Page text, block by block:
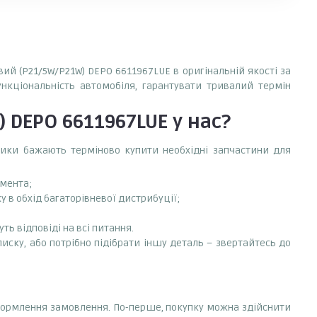
5W/P21W) DEPO 6611967LUE в оригінальній якості за
автомобіля, гарантувати тривалий термін
6611967LUE у нас?
бажають терміново купити необхідні запчастини для
обхід багаторівневої дистрибуції;
відповіді на всі питання.
або потрібно підібрати іншу деталь – звертайтесь до
замовлення. По-перше, покупку можна здійснити